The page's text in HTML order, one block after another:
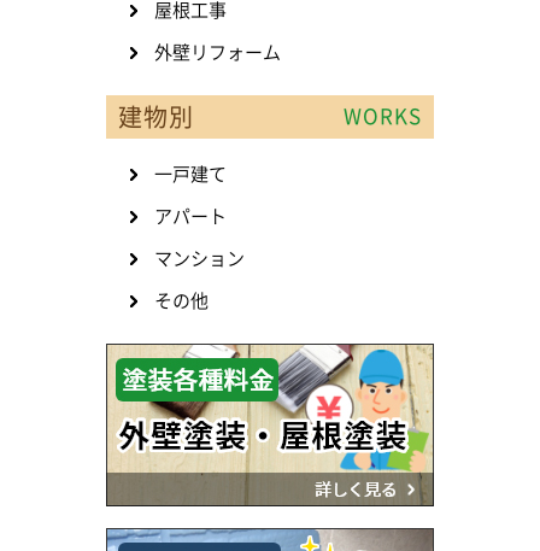
屋根工事
外壁リフォーム
建物別 WORKS
一戸建て
アパート
マンション
その他